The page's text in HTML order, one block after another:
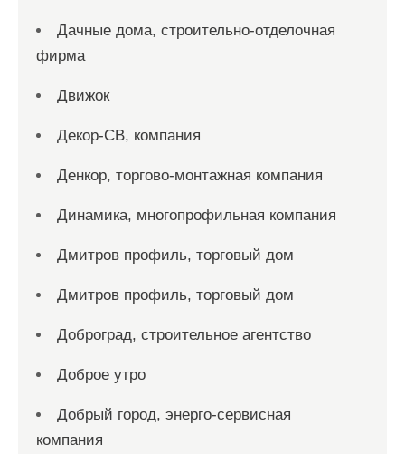
Дачные дома, строительно-отделочная
фирма
Движок
Декор-СВ, компания
Денкор, торгово-монтажная компания
Динамика, многопрофильная компания
Дмитров профиль, торговый дом
Дмитров профиль, торговый дом
Доброград, строительное агентство
Доброе утро
Добрый город, энерго-сервисная
компания